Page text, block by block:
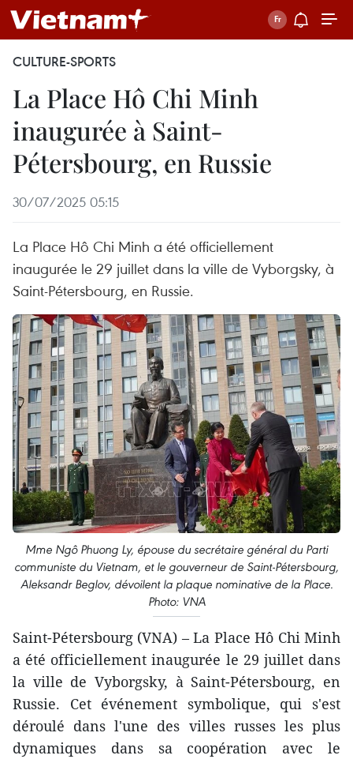
CULTURE-SPORTS
La Place Hô Chi Minh
inaugurée à Saint-
Pétersbourg, en Russie
30/07/2025 05:15
La Place Hô Chi Minh a été officiellement
inaugurée le 29 juillet dans la ville de Vyborgsky, à
Saint-Pétersbourg, en Russie.
Mme Ngô Phuong Ly, épouse du secrétaire général du Parti
communiste du Vietnam, et le gouverneur de Saint-Pétersbourg,
Aleksandr Beglov, dévoilent la plaque nominative de la Place.
Photo: VNA
Saint-Pétersbourg (VNA) – La Place Hô Chi Minh
a été officiellement inaugurée le 29 juillet dans
la ville de Vyborgsky, à Saint-Pétersbourg, en
Russie. Cet événement symbolique, qui s'est
déroulé dans l'une des villes russes les plus
dynamiques dans sa coopération avec le